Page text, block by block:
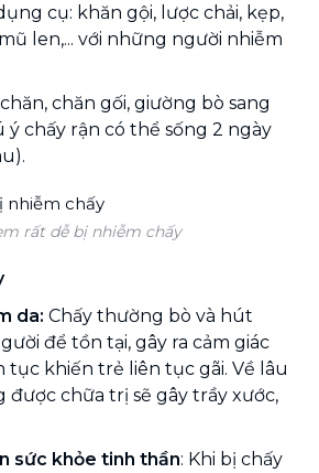
cụ: khăn gội, lược chải, kẹp,
len,... với những người nhiễm
chăn gối, giường bò sang
ý chấy rận có thể sống 2 ngày
rất dễ bị nhiễm chấy
da: Chấy thường bò và hút
để tồn tại, gây ra cảm giác
tục khiến trẻ liên tục gãi. Về lâu
được chữa trị sẽ gây trầy xước,
sức khỏe tinh thần: Khi bị chấy